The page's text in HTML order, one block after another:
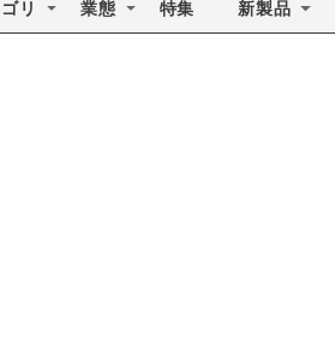
リ 業態 特集 新製品